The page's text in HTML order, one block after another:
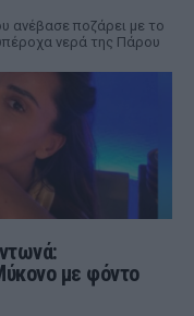
ανέβασε ποζάρει με το
νερά της Πάρου
με φόντο